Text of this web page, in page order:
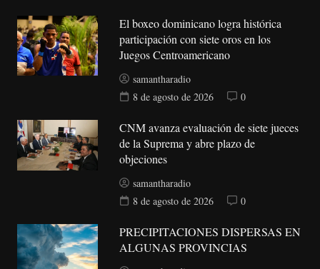
El boxeo dominicano logra histórica
participación con siete oros en los
Juegos Centroamericano
samantharadio
8 de agosto de 2026
0
CNM avanza evaluación de siete jueces
de la Suprema y abre plazo de
objeciones
samantharadio
8 de agosto de 2026
0
PRECIPITACIONES DISPERSAS EN
ALGUNAS PROVINCIAS